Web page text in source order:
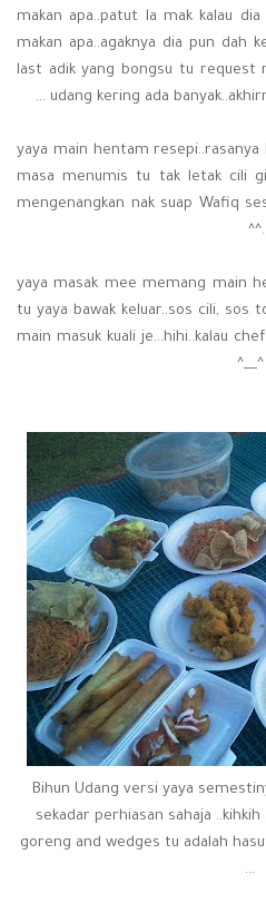
makan apa..patut la mak kalau
makan apa..agaknya dia pun dah
last adik yang bongsu tu request
udang kering ada
yaya main hentam
masa menumis tu tak letak cili
mengenangkan nak suap Wafiq
yaya masak mee memang main
tu yaya bawak keluar..sos cili, sos
main masuk kuali je...hihi..kalau
Bihun Udang versi yaya
sekadar perhiasan sahaja
goreng and wedges tu adalah
...